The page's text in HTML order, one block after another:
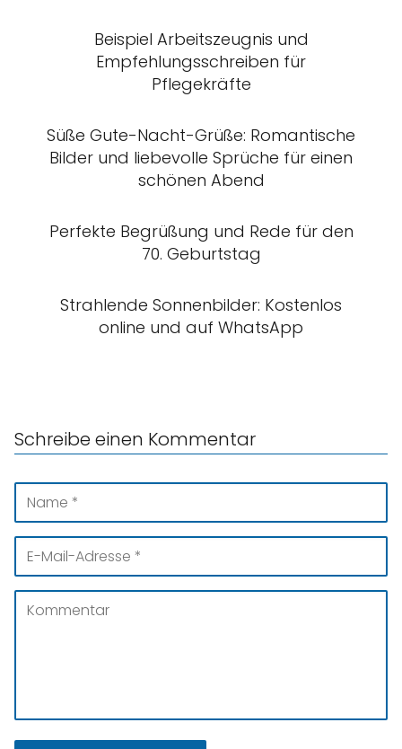
Beispiel Arbeitszeugnis und
Empfehlungsschreiben für
Pflegekräfte
Süße Gute-Nacht-Grüße: Romantische
Bilder und liebevolle Sprüche für einen
schönen Abend
Perfekte Begrüßung und Rede für den
70. Geburtstag
Strahlende Sonnenbilder: Kostenlos
online und auf WhatsApp
Schreibe einen Kommentar